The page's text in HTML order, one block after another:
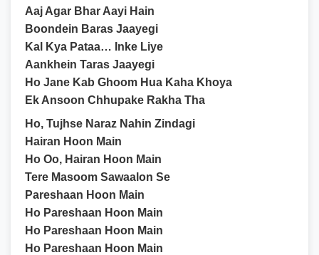
Aaj Agar Bhar Aayi Hain
Boondein Baras Jaayegi
Kal Kya Pataa… Inke Liye
Aankhein Taras Jaayegi
Ho Jane Kab Ghoom Hua Kaha Khoya
Ek Ansoon Chhupake Rakha Tha
Ho, Tujhse Naraz Nahin Zindagi
Hairan Hoon Main
Ho Oo, Hairan Hoon Main
Tere Masoom Sawaalon Se
Pareshaan Hoon Main
Ho Pareshaan Hoon Main
Ho Pareshaan Hoon Main
Ho Pareshaan Hoon Main